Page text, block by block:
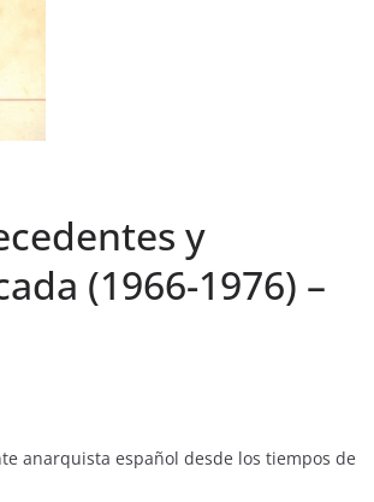
y
(1966-1976) –
anarquista español desde los tiempos de